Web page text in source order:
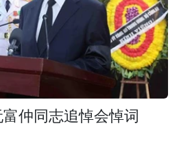
仲同志追悼会悼词